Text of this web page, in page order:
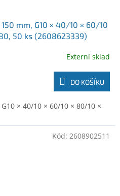
mm, G10 × 40/10 × 60/10
50 ks (2608623339)
Externí sklad
DO KOŠÍKU
× 40/10 × 60/10 × 80/10 ×
Kód: 2608902511